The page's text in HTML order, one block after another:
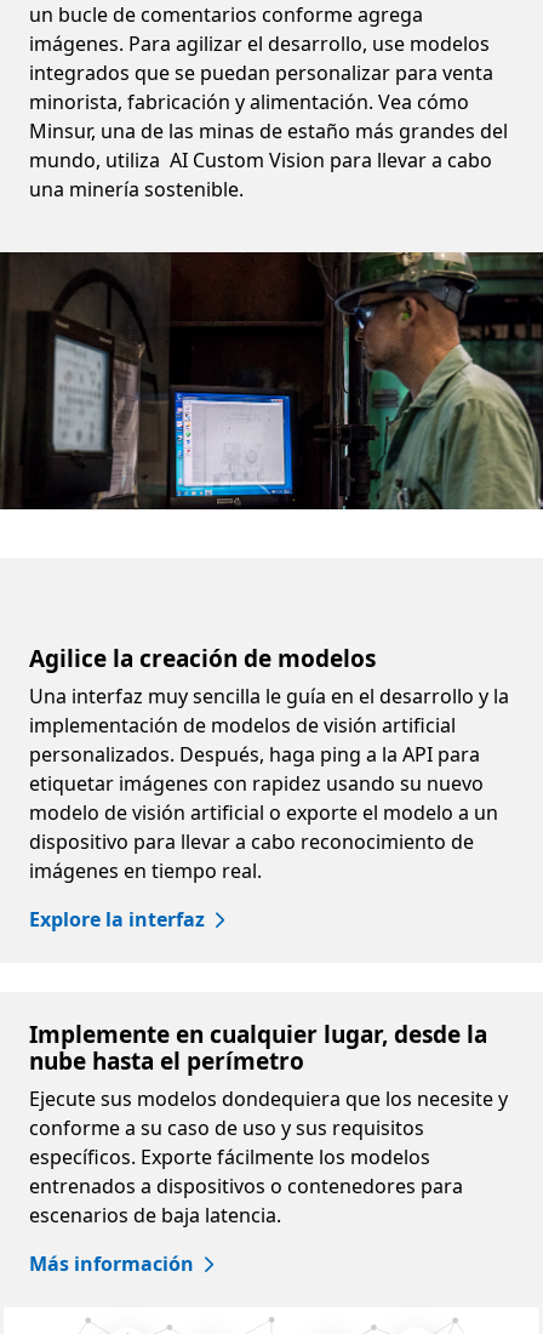
un bucle de comentarios conforme agrega
imágenes. Para agilizar el desarrollo, use modelos
integrados que se puedan personalizar para venta
minorista, fabricación y alimentación. Vea cómo
Minsur, una de las minas de estaño más grandes del
mundo, utiliza AI Custom Vision para llevar a cabo
una minería sostenible.
Agilice la creación de modelos
Una interfaz muy sencilla le guía en el desarrollo y la
implementación de modelos de visión artificial
personalizados. Después, haga ping a la API para
etiquetar imágenes con rapidez usando su nuevo
modelo de visión artificial o exporte el modelo a un
dispositivo para llevar a cabo reconocimiento de
imágenes en tiempo real.
Explore la interfaz
Implemente en cualquier lugar, desde la
nube hasta el perímetro
Ejecute sus modelos dondequiera que los necesite y
conforme a su caso de uso y sus requisitos
específicos. Exporte fácilmente los modelos
entrenados a dispositivos o contenedores para
escenarios de baja latencia.
Más información